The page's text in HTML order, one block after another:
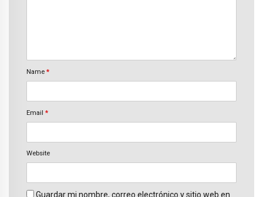
Name *
Email *
Website
Guardar mi nombre, correo electrónico y sitio web en